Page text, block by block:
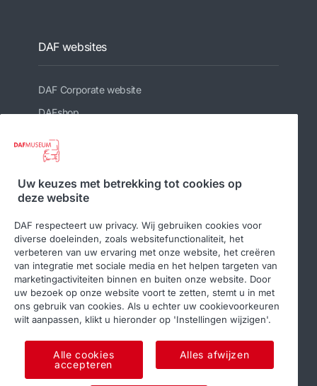
DAF websites
DAF Corporate website
DAFshop
Volg ons
Uw keuzes met betrekking tot cookies op
deze website
DAF respecteert uw privacy. Wij gebruiken cookies voor
diverse doeleinden, zoals websitefunctionaliteit, het
verbeteren van uw ervaring met onze website, het creëren
van integratie met sociale media en het helpen targeten van
marketingactiviteiten binnen en buiten onze website. Door
uw bezoek op onze website voort te zetten, stemt u in met
ons gebruik van cookies. Als u echter uw cookievoorkeuren
wilt aanpassen, klikt u hieronder op 'Instellingen wijzigen'.
Alle cookies
accepteren
Alles afwijzen